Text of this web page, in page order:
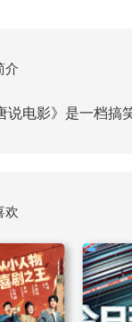
介
说电影》是一档
欢